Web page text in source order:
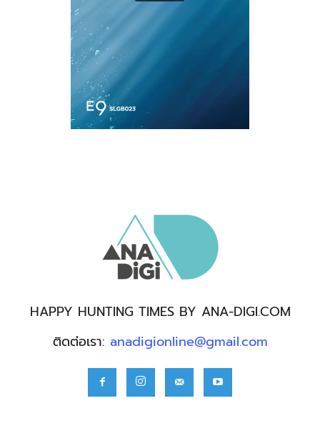
HAPPY HUNTING TIMES BY ANA-DIGI.COM
ติดต่อเรา: anadigionline@gmail.com